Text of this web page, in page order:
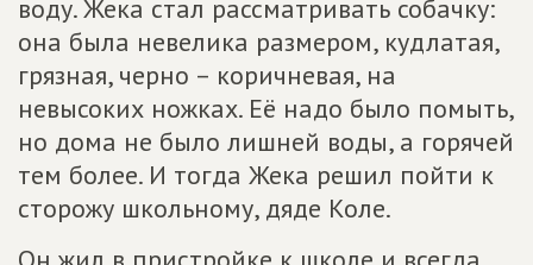
воду. Жека стал рассматривать собачку:
она была невелика размером, кудлатая,
грязная, черно – коричневая, на
невысоких ножках. Её надо было помыть,
но дома не было лишней воды, а горячей
тем более. И тогда Жека решил пойти к
сторожу школьному, дяде Коле.